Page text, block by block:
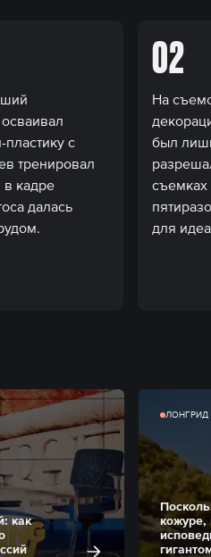
пластику с
тренировал
в кадре
далась
02
На
был
съемках
для
как
ЛОНГРИД
кожуре,